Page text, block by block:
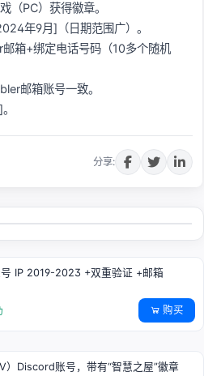
（PC）获得徽章。
年9月]（日期范围广）。
箱+绑定电话号码（10多个随机
邮箱账号一致。
分享:
IP 2019-2023 +双重验证 +邮箱
购买
）Discord账号，带有“智慧之屋”徽章